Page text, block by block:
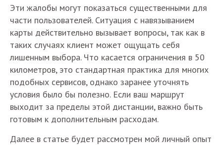
Эти жалобы могут показаться существенными для
части пользователей. Ситуация с навязыванием
карты действительно вызывает вопросы, так как в
таких случаях клиент может ощущать себя
лишенным выбора. Что касается ограничения в 50
километров, это стандартная практика для многих
подобных сервисов, однако заранее уточнять
условия было бы полезно. Если ваш маршрут
выходит за пределы этой дистанции, важно быть
готовым к дополнительным расходам.
Далее в статье будет рассмотрен мой личный опыт